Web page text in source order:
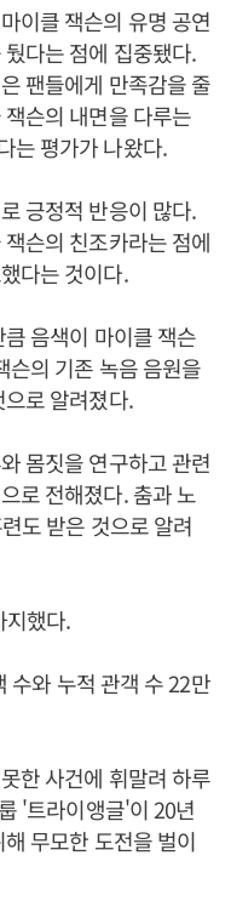
이클 잭슨의 유명 공연
다는 점에 집중됐다.
팬들에게 만족감을 줄
슨의 내면을 다루는
는 평가가 나왔다.
긍정적 반응이 많다.
슨의 친조카라는 점에
다는 것이다.
음색이 마이클 잭슨
슨의 기존 녹음 음원을
로 알려졌다.
몸짓을 연구하고 관련
로 전해졌다. 춤과 노
도 받은 것으로 알려
지했다.
수와 누적 관객 수 22만
한 사건에 휘말려 하루
'트라이앵글'이 20년
무모한 도전을 벌이